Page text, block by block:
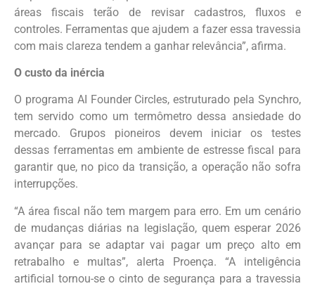
áreas fiscais terão de revisar cadastros, fluxos e
controles. Ferramentas que ajudem a fazer essa travessia
com mais clareza tendem a ganhar relevância”, afirma.
O custo da inércia
O programa AI Founder Circles, estruturado pela Synchro,
tem servido como um termômetro dessa ansiedade do
mercado. Grupos pioneiros devem iniciar os testes
dessas ferramentas em ambiente de estresse fiscal para
garantir que, no pico da transição, a operação não sofra
interrupções.
“A área fiscal não tem margem para erro. Em um cenário
de mudanças diárias na legislação, quem esperar 2026
avançar para se adaptar vai pagar um preço alto em
retrabalho e multas”, alerta Proença. “A inteligência
artificial tornou-se o cinto de segurança para a travessia